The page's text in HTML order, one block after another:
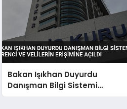
Bakan Işıkhan Duyurdu
Danışman Bilgi Sistemi
Öğrenci ve Velilerin Erişimine